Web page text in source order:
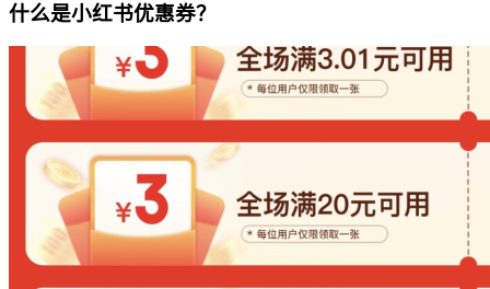
什么是小红书优惠券？